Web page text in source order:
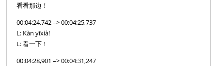
看看那边！
00:04:24,742 –> 00:04:25,737
L: Kàn yīxià!
L: 看一下！
00:04:28,901 –> 00:04:31,247